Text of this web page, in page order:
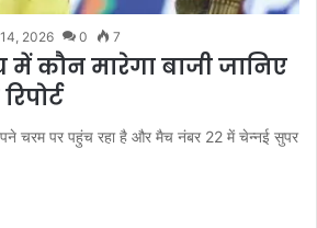
2026 0 7
में कौन मारेगा बाजी जानिए
चरम पर पहुंच रहा है और मैच नंबर 22 में चेन्नई सुपर